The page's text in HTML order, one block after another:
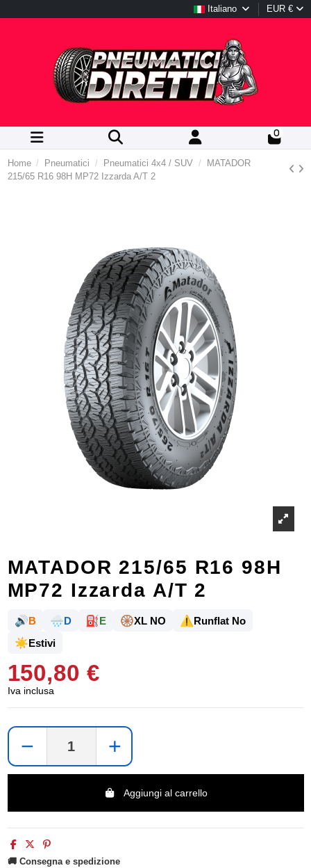
Italiano EUR €
0
Home Pneumatici Pneumatici 4x4 / SUV
MATADOR
215/65 R16 98H MP72 Izzarda A/T 2
MATADOR 215/65 R16 98H
MP72 Izzarda A/T 2
🔊B 🌧️D ⛽E 🛞XL NO ⚠️Runflat No
☀️Estivi
150,80 €
Iva inclusa
− +
Aggiungi al carrello
🚚 Consegna e spedizione